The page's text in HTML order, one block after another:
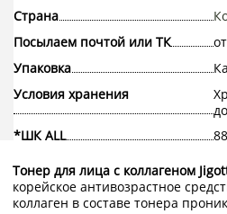
Страна
Посылаем почтой или ТК
Упаковка
Условия хранения
*ШК ALL
Тонер для лица с коллагеном
корейское антивозрастное
коллаген в составе тонера